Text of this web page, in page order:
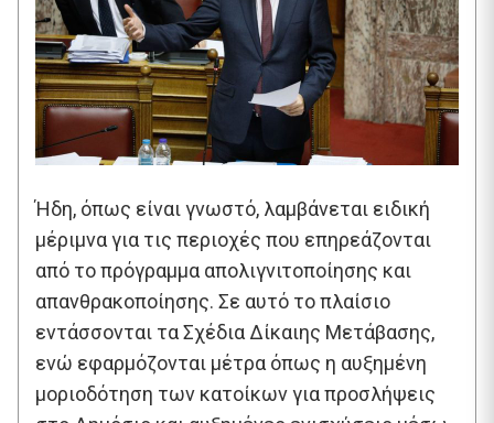
Ήδη, όπως είναι γνωστό, λαμβάνεται ειδική
μέριμνα για τις περιοχές που επηρεάζονται
από το πρόγραμμα απολιγνιτοποίησης και
απανθρακοποίησης. Σε αυτό το πλαίσιο
εντάσσονται τα Σχέδια Δίκαιης Μετάβασης,
ενώ εφαρμόζονται μέτρα όπως η αυξημένη
μοριοδότηση των κατοίκων για προσλήψεις